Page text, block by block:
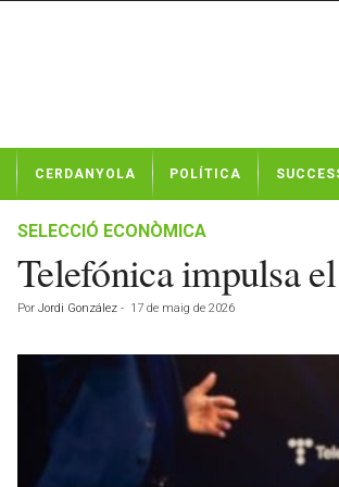
t
CERDANYOLA POLÍTICA
SELECCIÓ ECONÒMICA
Telefónica impulsa
Por Jordi González - 17 de maig de 2026